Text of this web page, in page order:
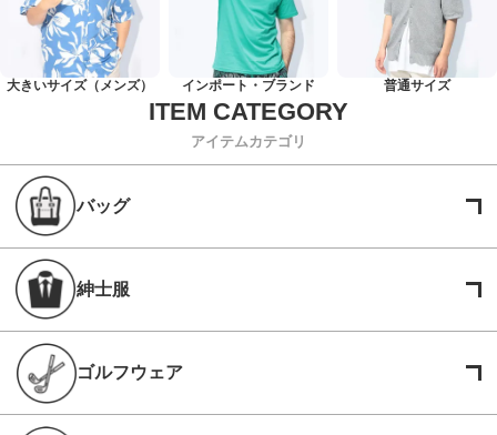
大きいサイズ（メンズ） インポート・ブランド 普通サイズ
アイテムカテゴリ
バッグ
紳士服
ゴルフウェア